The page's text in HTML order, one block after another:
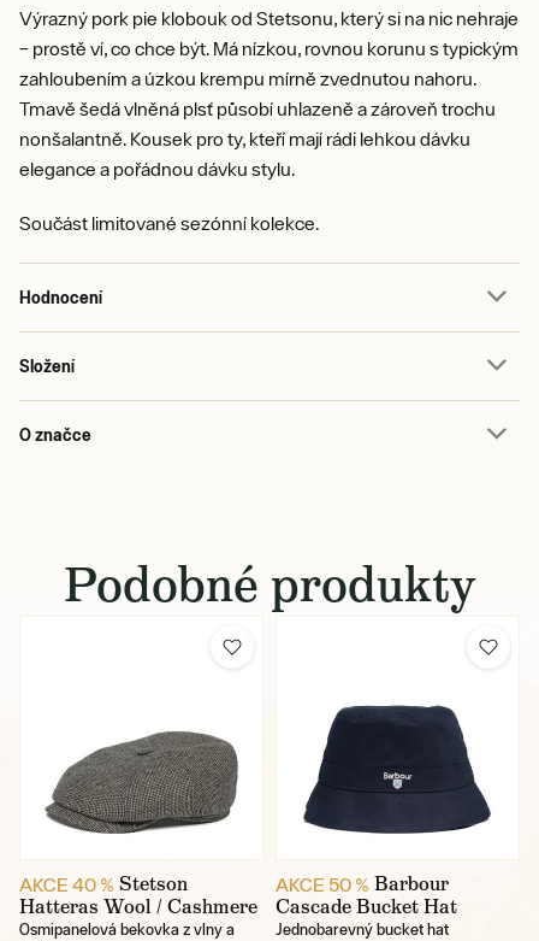
Výrazný pork pie klobouk od Stetsonu, který si na nic nehraje
– prostě ví, co chce být. Má nízkou, rovnou korunu s typickým
zahloubením a úzkou krempu mírně zvednutou nahoru.
Tmavě šedá vlněná plsť působí uhlazeně a zároveň trochu
nonšalantně. Kousek pro ty, kteří mají rádi lehkou dávku
elegance a pořádnou dávku stylu.
Součást limitované sezónní kolekce.
Hodnocení
Složení
O značce
Podobné produkty
AKCE 40 % Stetson
Hatteras Wool / Cashmere
Osmipanelová bekovka z vlny a
AKCE 50 % Barbour
Cascade Bucket Hat
Jednobarevný bucket hat